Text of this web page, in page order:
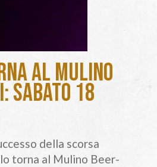
al Mulino
sabato 18
della scorsa
torna al Mulino Beer-